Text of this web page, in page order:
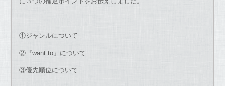
①ジャンルについて
②『want to』について
③優先順位について